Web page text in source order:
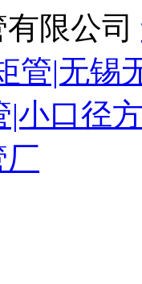
限公司